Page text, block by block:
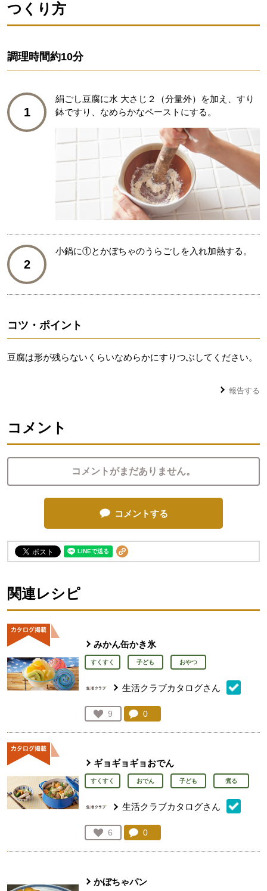
つくり方
調理時間約10分
1
絹ごし豆腐に水 大さじ２（分量外）を加え、すり
鉢ですり、なめらかなペーストにする。
2
小鍋に①とかぼちゃのうらごしを入れ加熱する。
コツ・ポイント
豆腐は形が残らないくらいなめらかにすりつぶしてください。
報告する
コメント
コメントがまだありません。
コメントする
関連レシピ
みかん缶かき氷
すくすく 子ども おやつ
生活クラブカタログさん
お気に入り登録：
9
人が登録
コメント：
0
ギョギョギョおでん
すくすく おでん 子ども 煮る
生活クラブカタログさん
お気に入り登録：
6
人が登録
コメント：
0
かぼちゃパン